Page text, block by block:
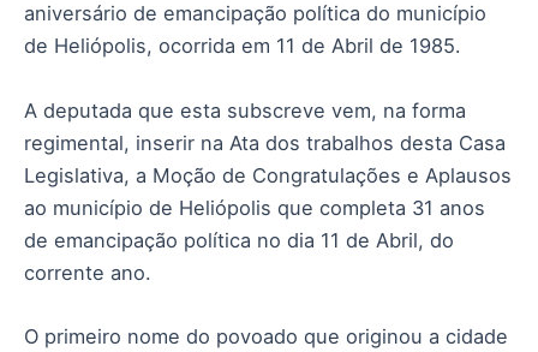
aniversário de emancipação política do município
de Heliópolis, ocorrida em 11 de Abril de 1985.
A deputada que esta subscreve vem, na forma
regimental, inserir na Ata dos trabalhos desta Casa
Legislativa, a Moção de Congratulações e Aplausos
ao município de Heliópolis que completa 31 anos
de emancipação política no dia 11 de Abril, do
corrente ano.
O primeiro nome do povoado que originou a cidade